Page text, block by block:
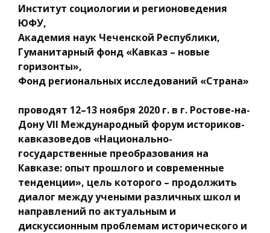
Институт социологии и регионоведения
ЮФУ,
Академия наук Чеченской Республики,
Гуманитарный фонд «Кавказ – новые
горизонты»,
Фонд региональных исследований «Страна»
проводят 12–13 ноября 2020 г. в г. Ростове-на-
Дону VII Международный форум историков-
кавказоведов «Национально-
государственные преобразования на
Кавказе: опыт прошлого и современные
тенденции», цель которого – продолжить
диалог между учеными различных школ и
направлений по актуальным и
дискуссионным проблемам исторического и